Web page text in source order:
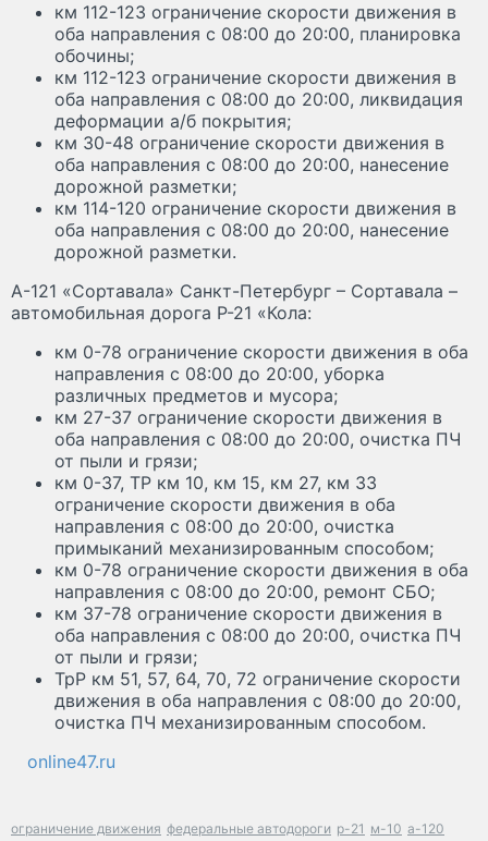
км 112-123 ограничение скорости движения в
оба направления с 08:00 до 20:00, планировка
обочины;
км 112-123 ограничение скорости движения в
оба направления с 08:00 до 20:00, ликвидация
деформации а/б покрытия;
км 30-48 ограничение скорости движения в
оба направления с 08:00 до 20:00, нанесение
дорожной разметки;
км 114-120 ограничение скорости движения в
оба направления с 08:00 до 20:00, нанесение
дорожной разметки.
А-121 «Сортавала» Санкт-Петербург – Сортавала –
автомобильная дорога Р-21 «Кола:
км 0-78 ограничение скорости движения в оба
направления с 08:00 до 20:00, уборка
различных предметов и мусора;
км 27-37 ограничение скорости движения в
оба направления с 08:00 до 20:00, очистка ПЧ
от пыли и грязи;
км 0-37, ТР км 10, км 15, км 27, км 33
ограничение скорости движения в оба
направления с 08:00 до 20:00, очистка
примыканий механизированным способом;
км 0-78 ограничение скорости движения в оба
направления с 08:00 до 20:00, ремонт СБО;
км 37-78 ограничение скорости движения в
оба направления с 08:00 до 20:00, очистка ПЧ
от пыли и грязи;
ТрР км 51, 57, 64, 70, 72 ограничение скорости
движения в оба направления с 08:00 до 20:00,
очистка ПЧ механизированным способом.
online47.ru
ограничение движения федеральные автодороги р-21 м-10 а-120